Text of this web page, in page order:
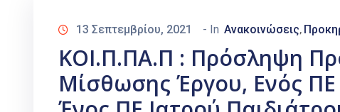
13 Σεπτεμβρίου, 2021 - In Ανακοινώσεις‚
ΚΟΙ.Π.ΠΑ.Π : Πρόσληψη
Μίσθωσης Έργου, Ενός